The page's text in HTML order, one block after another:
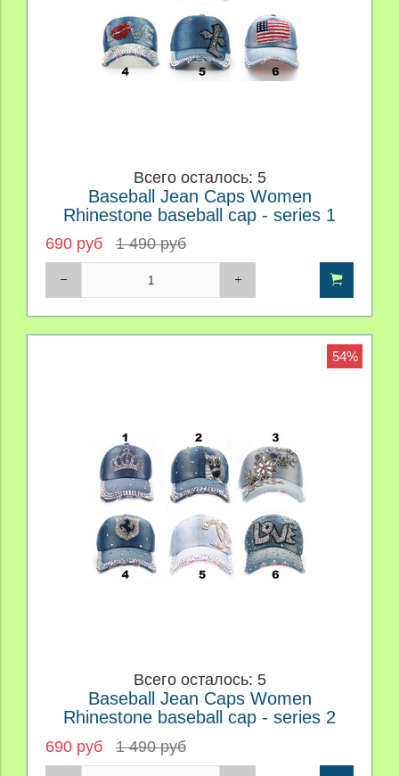
Всего осталось: 5
Baseball Jean Caps Women
Rhinestone baseball cap - series 1
690 руб 1 490 руб
54%
Всего осталось: 5
Baseball Jean Caps Women
Rhinestone baseball cap - series 2
690 руб 1 490 руб